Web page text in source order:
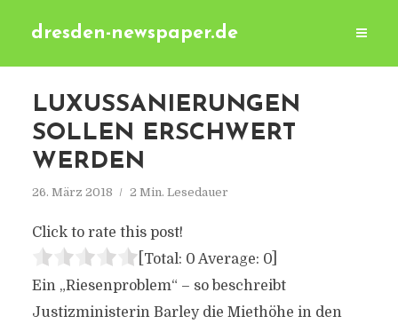
dresden-newspaper.de
LUXUSSANIERUNGEN
SOLLEN ERSCHWERT
WERDEN
26. März 2018 2 Min. Lesedauer
Click to rate this post!
[Total: 0 Average: 0]
Ein „Riesenproblem“ – so beschreibt
Justizministerin Barley die Miethöhe in den